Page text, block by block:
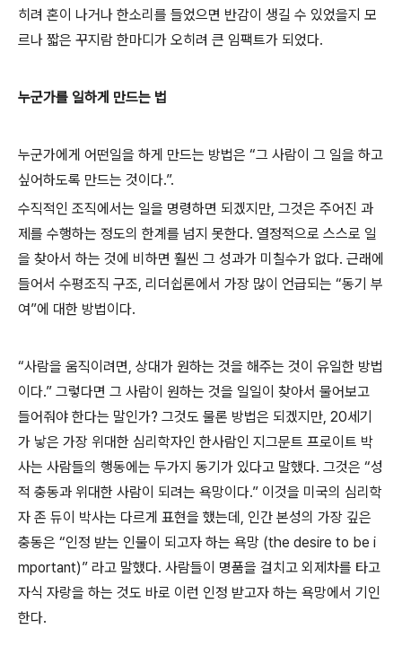
히려 혼이 나거나 한소리를 들었으면 반감이 생길 수 있었을지 모
르나 짧은 꾸지람 한마디가 오히려 큰 임팩트가 되었다.
누군가를 일하게 만드는 법
누군가에게 어떤일을 하게 만드는 방법은 “그 사람이 그 일을 하고
싶어하도록 만드는 것이다.”.
수직적인 조직에서는 일을 명령하면 되겠지만, 그것은 주어진 과
제를 수행하는 정도의 한계를 넘지 못한다. 열정적으로 스스로 일
을 찾아서 하는 것에 비하면 훨씬 그 성과가 미칠수가 없다. 근래에
들어서 수평조직 구조, 리더쉽론에서 가장 많이 언급되는 “동기 부
여”에 대한 방법이다.
“사람을 움직이려면, 상대가 원하는 것을 해주는 것이 유일한 방법
이다.” 그렇다면 그 사람이 원하는 것을 일일이 찾아서 물어보고
들어줘야 한다는 말인가? 그것도 물론 방법은 되겠지만, 20세기
가 낳은 가장 위대한 심리학자인 한사람인 지그문트 프로이트 박
사는 사람들의 행동에는 두가지 동기가 있다고 말했다. 그것은 “성
적 충동과 위대한 사람이 되려는 욕망이다.” 이것을 미국의 심리학
자 존 듀이 박사는 다르게 표현을 했는데, 인간 본성의 가장 깊은
충동은 “인정 받는 인물이 되고자 하는 욕망 (the desire to be i
mportant)” 라고 말했다. 사람들이 명품을 걸치고 외제차를 타고
자식 자랑을 하는 것도 바로 이런 인정 받고자 하는 욕망에서 기인
한다.